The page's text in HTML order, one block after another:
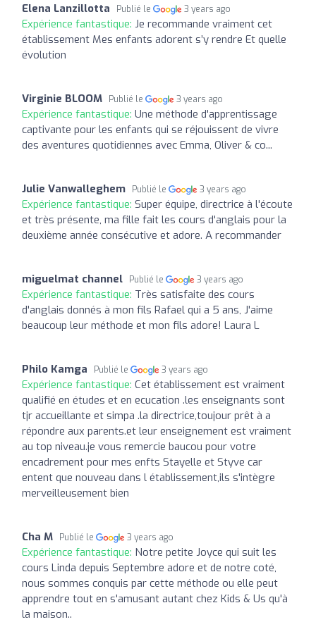
Elena Lanzillotta Publié le 3 years ago
Expérience fantastique: Je recommande vraiment cet
établissement Mes enfants adorent s’y rendre Et quelle
évolution
Virginie BLOOM Publié le 3 years ago
Expérience fantastique: Une méthode d'apprentissage
captivante pour les enfants qui se réjouissent de vivre
des aventures quotidiennes avec Emma, Oliver & co...
Julie Vanwalleghem Publié le 3 years ago
Expérience fantastique: Super équipe, directrice à l'écoute
et très présente, ma fille fait les cours d'anglais pour la
deuxième année consécutive et adore. A recommander
miguelmat channel Publié le 3 years ago
Expérience fantastique: Très satisfaite des cours
d'anglais donnés à mon fils Rafael qui a 5 ans, J'aime
beaucoup leur méthode et mon fils adore! Laura L
Philo Kamga Publié le 3 years ago
Expérience fantastique: Cet établissement est vraiment
qualifié en études et en ecucation .les enseignants sont
tjr accueillante et simpa .la directrice,toujour prêt à a
répondre aux parents.et leur enseignement est vraiment
au top niveau.je vous remercie baucou pour votre
encadrement pour mes enfts Stayelle et Styve car
entent que nouveau dans l établissement,ils s'intègre
merveilleusement bien
Cha M Publié le 3 years ago
Expérience fantastique: Notre petite Joyce qui suit les
cours Linda depuis Septembre adore et de notre coté,
nous sommes conquis par cette méthode ou elle peut
apprendre tout en s'amusant autant chez Kids & Us qu'à
la maison..